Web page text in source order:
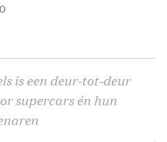
is een deur-tot-deur
supercars én hun